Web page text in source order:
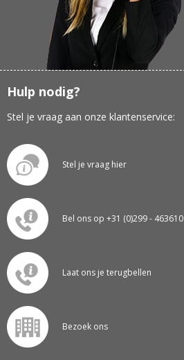
Hulp nodig?
Stel je vraag aan onze klantenservice:
Stel je vraag hier
Bel ons op +31 (0)299 - 463610
Laat ons je terugbellen
Bezoek ons